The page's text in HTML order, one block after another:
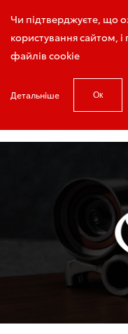
Чи підтверджуєте, що
користування сайтом,
файлів cookie
Детальніше Ок
Запис на тест-драйв
Головна Акції і новини